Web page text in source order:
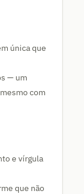
única que
— um
com
e vírgula
que não